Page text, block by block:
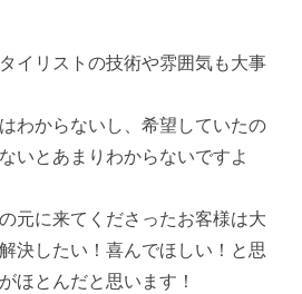
イリストの技術や雰囲気も大事
わからないし、希望していたの
いとあまりわからないですよ
元に来てくださったお客様は大
決したい！喜んでほしい！と思
ほとんだと思います！